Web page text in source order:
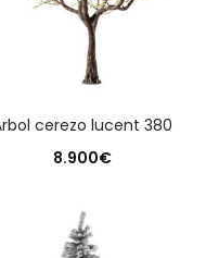
árbol cerezo lucent 380
8.900€